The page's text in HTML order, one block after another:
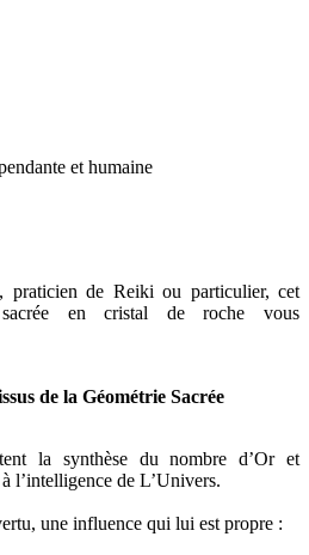
et humaine
praticien de Reiki ou particulier, cet
sacrée en cristal de roche vous
de la Géométrie Sacrée
la synthèse du nombre d’Or et
l’intelligence de L’Univers.
une influence qui lui est propre :